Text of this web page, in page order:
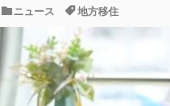
ニュース 地方移住